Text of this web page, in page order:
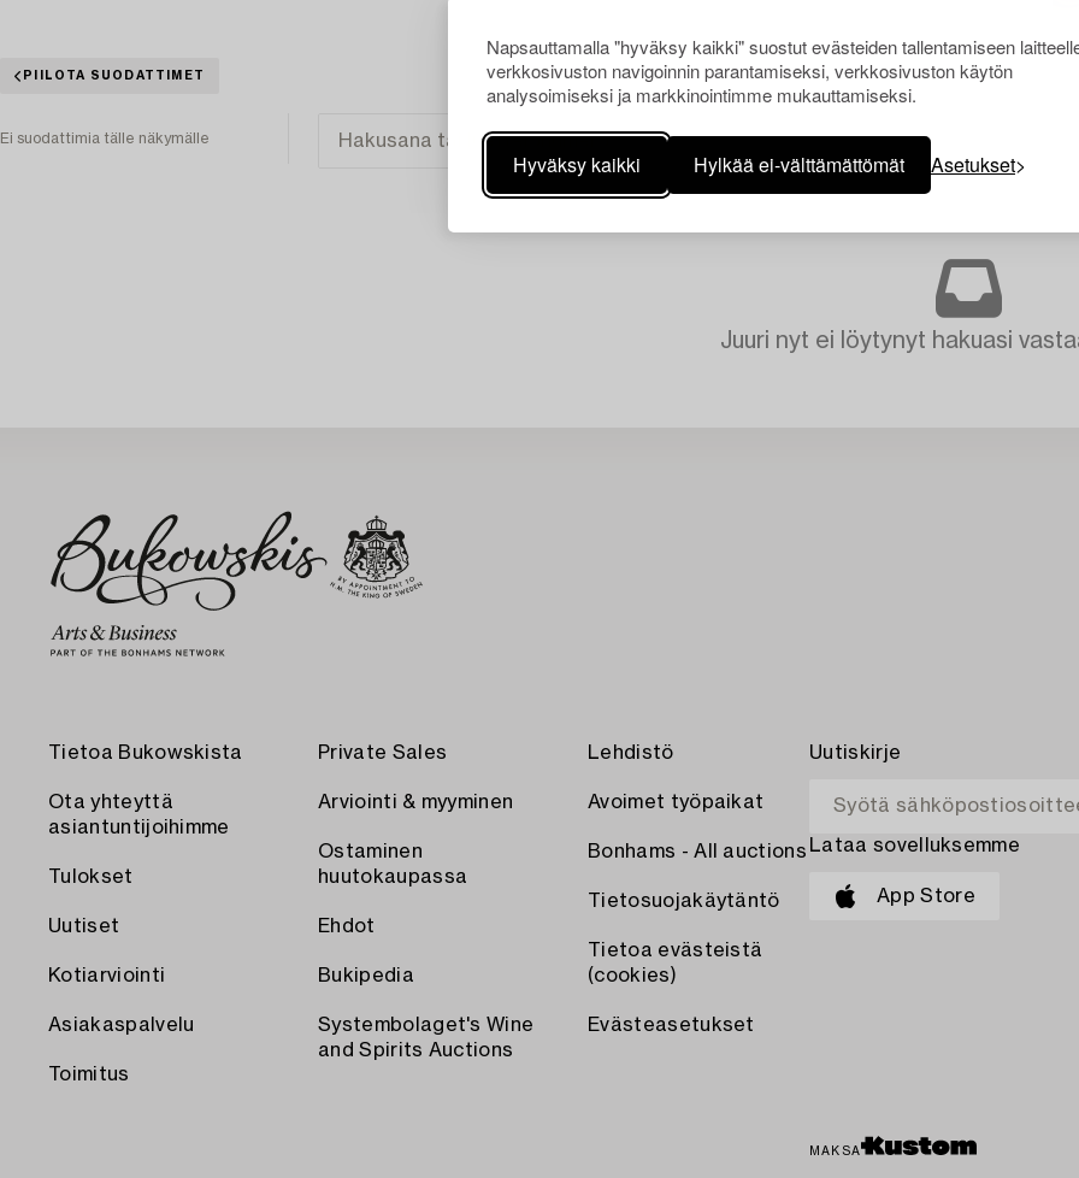
Napsauttamalla "hyväksy kaikki" suostut evästeiden tallentamiseen
verkkosivuston navigoinnin parantamiseksi, verkkosivuston käytön
analysoimiseksi ja markkinointimme mukauttamiseksi.
Hyväksy kaikki Hylkää ei-välttämättömät Asetukset
PIILOTA SUODATTIMET
Ei suodattimia tälle näkymälle
Juuri nyt ei löytynyt hakuasi
Tietoa Bukowskista
Ota yhteyttä
asiantuntijoihimme
Tulokset
Uutiset
Kotiarviointi
Asiakaspalvelu
Toimitus
Private Sales
Arviointi & myyminen
Ostaminen
huutokaupassa
Ehdot
Bukipedia
Systembolaget's Wine
and Spirits Auctions
Lehdistö
Avoimet työpaikat
Bonhams - All auctions
Tietosuojakäytäntö
Tietoa evästeistä
(cookies)
Evästeasetukset
Uutiskirje
Lataa sovelluksemme
App Store
MAKSA